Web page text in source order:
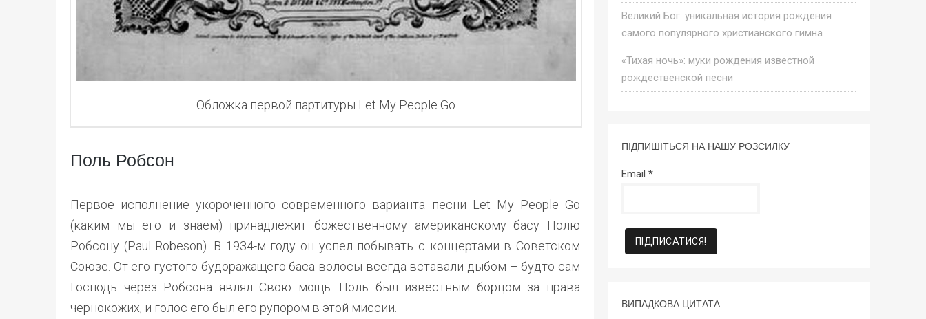
Обложка первой партитуры Let My People Go
Поль Робсон
Первое исполнение укороченного современного варианта песни Let My People Go
(каким мы его и знаем) принадлежит божественному американскому басу Полю
Робсону (Paul Robeson). В 1934-м году он успел побывать с концертами в Советском
Союзе. От его густого будоражащего баса волосы всегда вставали дыбом – будто сам
Господь через Робсона являл Свою мощь. Поль был известным борцом за права
чернокожих, и голос его был его рупором в этой миссии.
Великий Бог: уникальная история рождения
самого популярного христианского гимна
«Тихая ночь»: муки рождения известной
рождественской песни
ПІДПИШІТЬСЯ НА НАШУ РОЗСИЛКУ
Email *
ВИПАДКОВА ЦИТАТА